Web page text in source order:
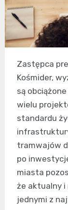
Zastępca
Kośmider,
są
wielu
standardu
tramwajów
po
miasta
że aktualny i
jednymi z